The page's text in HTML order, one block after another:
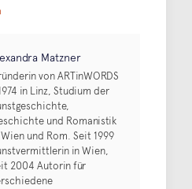
Matzner
von ARTinWORDS
in Linz, Studium der
und Romanistik
und Rom. Seit 1999
in Wien,
2004 Autorin für